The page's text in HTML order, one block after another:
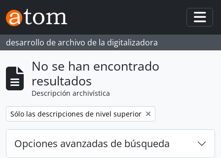
Skip to main content
desarrollo de archivo de la digitalizadora
No se han encontrado
resultados
Descripción archivística
Remove filter:
Sólo las descripciones de nivel superior
Opciones avanzadas de búsqueda